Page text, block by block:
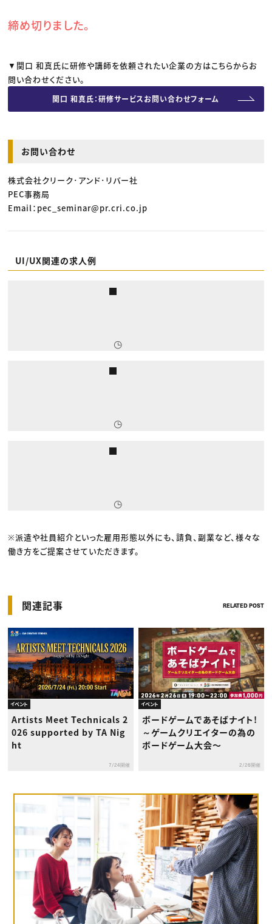
締め切りました。
▼関口 和真氏に研修や講師を依頼されたい企業の方はこちらからお
問い合わせください。
関口 和真氏：研修サービスお問い合わせフォーム
お問い合わせ
株式会社クリーク･アンド･リバー社
PEC事務局
Email：pec_seminar@pr.cri.co.jp
UI/UX関連の求人例
※派遣や社員紹介といった雇用形態以外にも、請負、副業など、様々な
働き方をご提案させていただきます。
関連記事 RELATED POST
イベント
Artists Meet Technicals 2
026 supported by TA Nig
ht
7/24開催
イベント
ボードゲームであそばナイト!
～ゲームクリエイターの為の
ボードゲーム大会〜
2/26開催